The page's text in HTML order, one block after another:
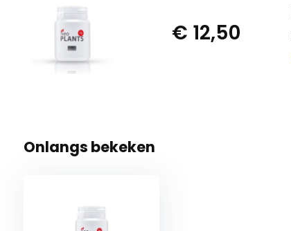
€ 12,50
Onlangs bekeken